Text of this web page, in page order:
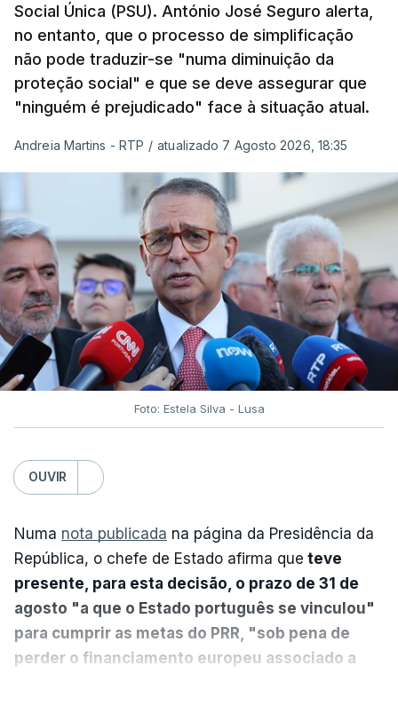
Social Única (PSU). António José Seguro alerta,
no entanto, que o processo de simplificação
não pode traduzir-se "numa diminuição da
proteção social" e que se deve assegurar que
"ninguém é prejudicado" face à situação atual.
Andreia Martins - RTP / atualizado 7 Agosto 2026, 18:35
Foto: Estela Silva - Lusa
OUVIR
Numa nota publicada na página da Presidência da
República, o chefe de Estado afirma que teve
presente, para esta decisão, o prazo de 31 de
agosto "a que o Estado português se vinculou"
para cumprir as metas do PRR, "sob pena de
perder o financiamento europeu associado a